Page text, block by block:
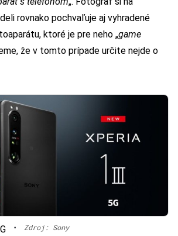
rovnako pochvaľuje aj vyhradené
ktoré je pre neho „game
že v tomto prípade určite nejde o
• Zdroj: Sony